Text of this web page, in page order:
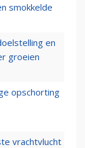
smokkelde
en
groeien
opschorting
vrachtvlucht